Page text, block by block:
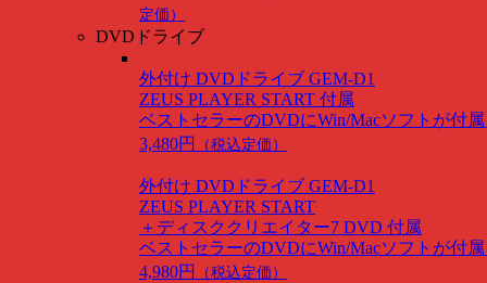
定価）
DVDドライブ
外付け DVDドライブ GEM-D1
ZEUS PLAYER START 付属
ベストセラーのDVDにWin/Macソフトが付
3,480円
（税込定価）
外付け DVDドライブ GEM-D1
ZEUS PLAYER START
＋ディスククリエイター7 DVD 付属
ベストセラーのDVDにWin/Macソフトが付
4,980円
（税込定価）